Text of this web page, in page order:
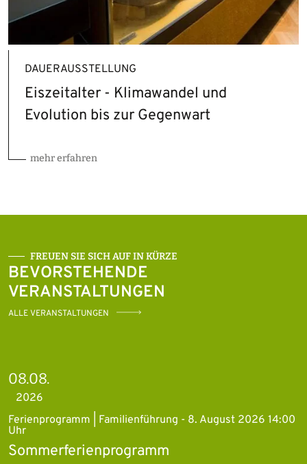
DAUERAUSSTELLUNG
Eiszeitalter - Klimawandel und
Evolution bis zur Gegenwart
mehr erfahren
FREUEN SIE SICH AUF IN KÜRZE
BEVORSTEHENDE
VERANSTALTUNGEN
ALLE VERANSTALTUNGEN
08.08.
2026
Ferienprogramm | Familienführung - 8. August 2026 14:00
Uhr
Sommerferienprogramm